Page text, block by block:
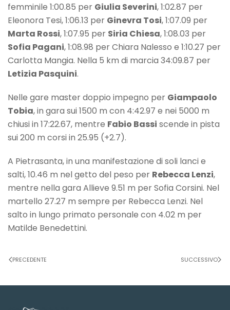
femminile 1:00.85 per Giulia Severini, 1:02.87 per
Eleonora Tesi, 1:06.13 per Ginevra Tosi, 1:07.09 per
Marta Rossi, 1:07.95 per Siria Chiesa, 1:08.03 per
Sofia Pagani, 1:08.98 per Chiara Nalesso e 1:10.27 per
Carlotta Mangia. Nella 5 km di marcia 34:09.87 per
Letizia Pasquini.
Nelle gare master doppio impegno per Giampaolo
Tobia, in gara sui 1500 m con 4:42.97 e nei 5000 m
chiusi in 17:22.67, mentre Fabio Bassi scende in pista
sui 200 m corsi in 25.95 (+2.7).
A Pietrasanta, in una manifestazione di soli lanci e
salti, 10.46 m nel getto del peso per Rebecca Lenzi,
mentre nella gara Allieve 9.51 m per Sofia Corsini. Nel
martello 27.27 m sempre per Rebecca Lenzi. Nel
salto in lungo primato personale con 4.02 m per
Matilde Benedettini.
PRECEDENTE SUCCESSIVO